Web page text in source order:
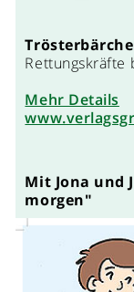
Rettungskräfte
Mehr Details
Mit Jona und
morgen"